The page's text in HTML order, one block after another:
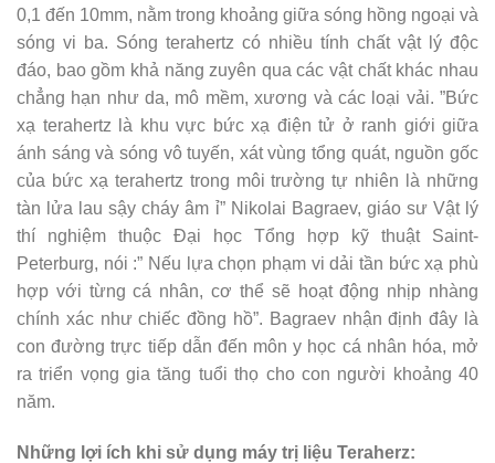
0,1 đến 10mm, nằm trong khoảng giữa sóng hồng ngoại và
sóng vi ba. Sóng terahertz có nhiều tính chất vật lý độc
đáo, bao gồm khả năng zuyên qua các vật chất khác nhau
chẳng hạn như da, mô mềm, xương và các loại vải. ”Bức
xạ terahertz là khu vực bức xạ điện tử ở ranh giới giữa
ánh sáng và sóng vô tuyến, xát vùng tổng quát, nguồn gốc
của bức xạ terahertz trong môi trường tự nhiên là những
tàn lửa lau sậy cháy âm ỉ” Nikolai Bagraev, giáo sư Vật lý
thí nghiệm thuộc Đại học Tổng hợp kỹ thuật Saint-
Peterburg, nói :” Nếu lựa chọn phạm vi dải tần bức xạ phù
hợp với từng cá nhân, cơ thể sẽ hoạt động nhịp nhàng
chính xác như chiếc đồng hồ”. Bagraev nhận định đây là
con đường trực tiếp dẫn đến môn y học cá nhân hóa, mở
ra triển vọng gia tăng tuổi thọ cho con người khoảng 40
năm.
Những lợi ích khi sử dụng máy trị liệu Teraherz: